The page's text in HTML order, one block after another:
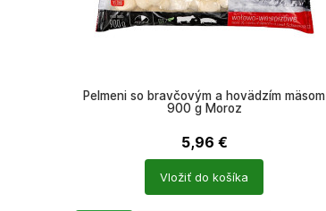
Pelmeni so bravčovým a hovädzím mäsom
900 g Moroz
5,96 €
Vložiť do košíka